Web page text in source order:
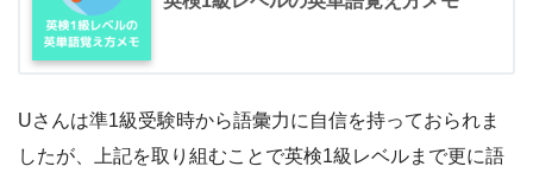
Uさんは準1級受験時から語彙力に自信を持っておられま
したが、上記を取り組むことで英検1級レベルまで更に語